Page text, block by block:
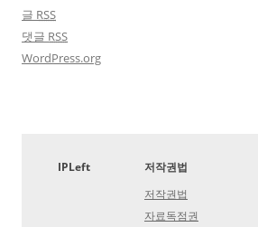
글 RSS
댓글 RSS
WordPress.org
IPLeft
저작권법
저작권법
자료독점권